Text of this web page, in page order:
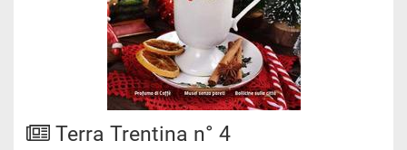
Terra Trentina n° 4